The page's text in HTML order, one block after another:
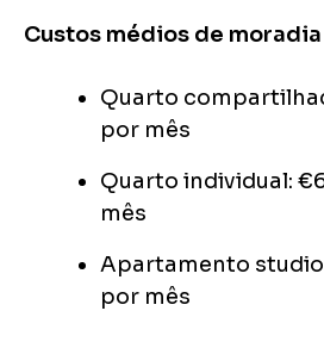
Custos médios de
Quarto
por mês
Quarto individual:
mês
Apartamento
por mês